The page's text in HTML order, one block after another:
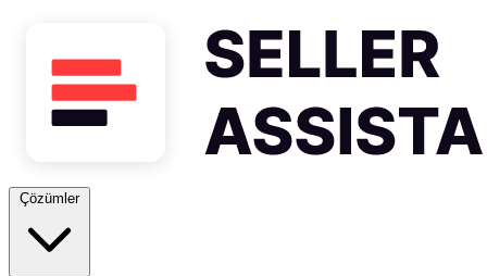
Çözümler